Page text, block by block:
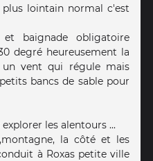
lointain normal c'est
baignade obligatoire
degré heureusement la
un vent qui régule mais
bancs de sable pour
les alentours ...
la côté et les
à Roxas petite ville